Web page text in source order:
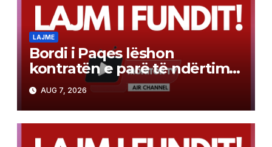
LAJME
Bordi i Paqes lëshon
kontratën e parë të ndërtimit
në Gazë
AUG 7, 2026